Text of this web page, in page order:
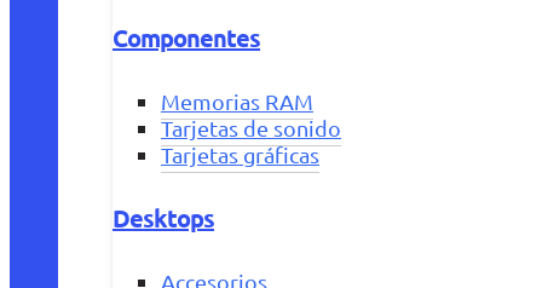
Componentes
Memorias RAM
Tarjetas de sonido
Tarjetas gráficas
Desktops
Accesorios